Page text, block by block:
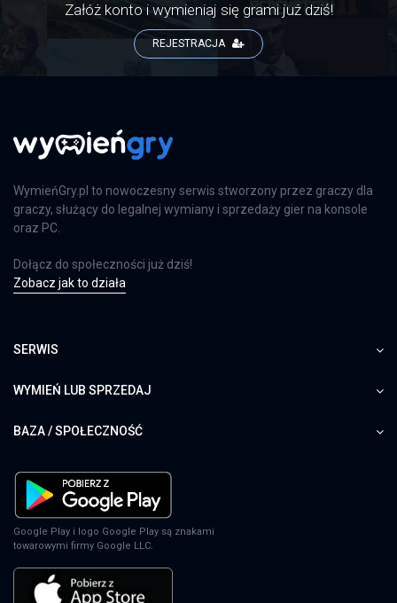
Załóż konto i wymieniaj się grami już dziś!
REJESTRACJA
WymieńGry.pl to nowoczesny serwis stworzony przez graczy dla
graczy, służący do legalnej wymiany i sprzedaży gier na konsole
oraz PC.
Dołącz do społeczności już dziś!
Zobacz jak to działa
SERWIS
WYMIEŃ LUB SPRZEDAJ
BAZA / SPOŁECZNOŚĆ
Google Play i logo Google Play są znakami
towarowymi firmy Google LLC.